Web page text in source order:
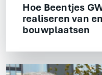
Hoe Beentjes
realiseren van
bouwplaatsen